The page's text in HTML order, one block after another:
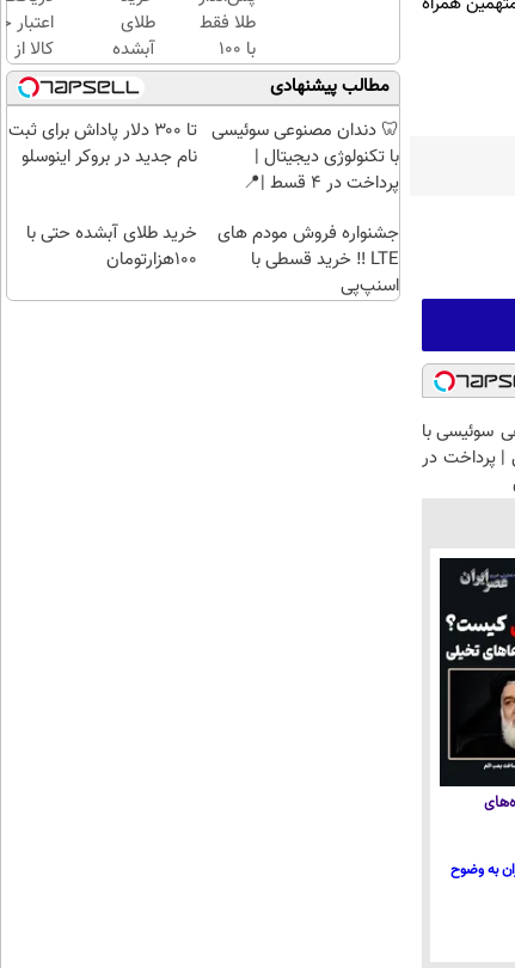
سوئیسی با
| پرداخت در
به وضوح
کالا
طلاسی
پس
انداز
کنید
طلا فقط
با ۱۰۰
هزارتومان
(امن و
راحت)
طلای
آبشده
حتی با
۱۰۰هزارتومان
اعتبار
کالا از
ضامن،
بهره)
مطالب پیشنهادی
🦷 دندان مصنوعی سوئیسی
با تکنولوژی دیجیتال |
پرداخت در 4 قسط |📍
تا ۳۰۰ دلار پاداش برای ثبت
نام جدید در بروکر اینوسلو
جشنواره فروش مودم های
LTE ‼️ خرید قسطی با
اسنپ‌پی
خرید طلای آبشده حتی با
۱۰۰هزارتومان